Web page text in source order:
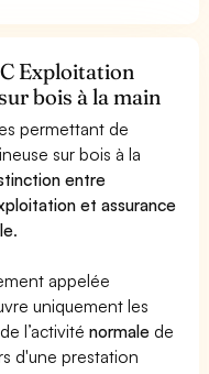
Exploitation
bois à la main
permettant de
sur bois à la
entre
et assurance
.
appelée
uniquement les
l’activiténormale de
d'une prestation